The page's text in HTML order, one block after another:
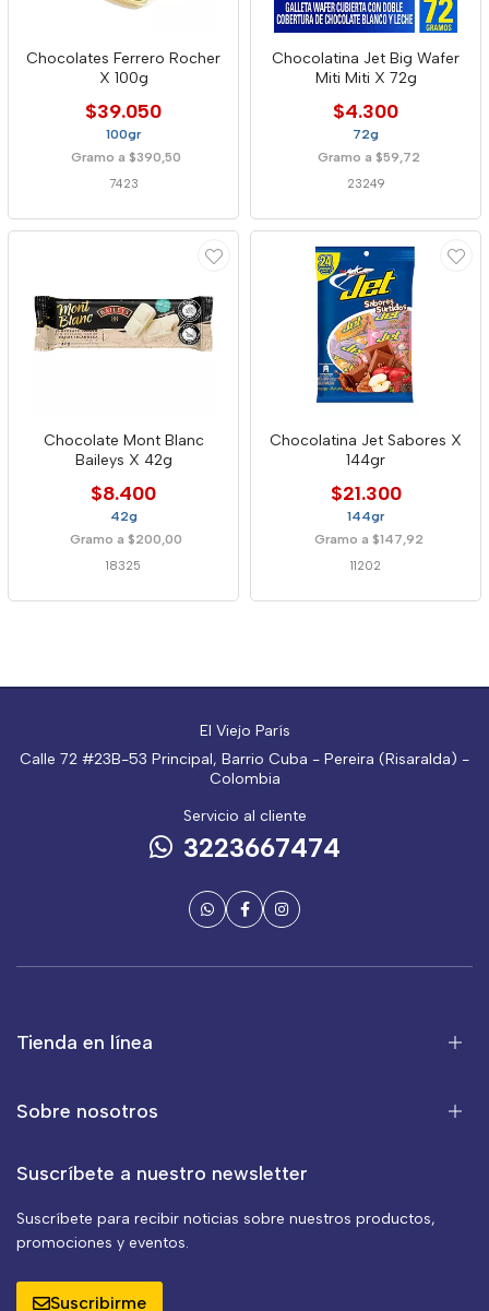
Chocolates Ferrero Rocher
X 100g
$39.050
100gr
Gramo a $390,50
7423
Chocolatina Jet Big Wafer
Miti Miti X 72g
$4.300
72g
Gramo a $59,72
23249
Chocolate Mont Blanc
Baileys X 42g
$8.400
42g
Gramo a $200,00
18325
Chocolatina Jet Sabores X
144gr
$21.300
144gr
Gramo a $147,92
11202
El Viejo París
Calle 72 #23B-53 Principal, Barrio Cuba - Pereira (Risaralda) -
Colombia
Servicio al cliente
3223667474
Tienda en línea
Sobre nosotros
Suscríbete a nuestro newsletter
Suscríbete para recibir noticias sobre nuestros productos,
promociones y eventos.
Suscribirme